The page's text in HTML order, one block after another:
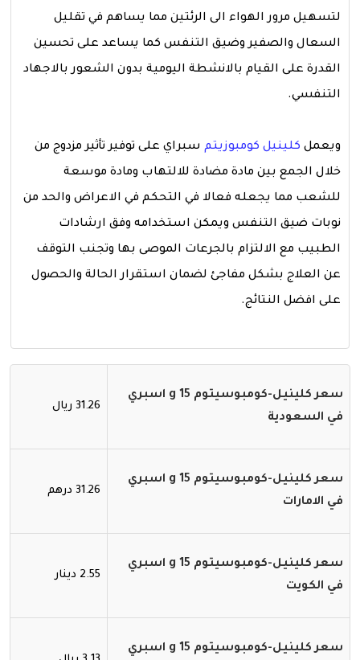
لتسهيل مرور الهواء الى الرئتين مما يساهم في تقليل
السعال والصفير وضيق التنفس كما يساعد على تحسين
القدرة على القيام بالانشطة اليومية بدون الشعور بالاجهاد
التنفسي.
ويعمل كلينيل كومبوزيتم سبراي على توفير تأثير مزدوج من
خلال الجمع بين مادة مضادة للالتهاب ومادة موسعة
للشعب مما يجعله فعالا في التحكم في الاعراض والحد من
نوبات ضيق التنفس ويمكن استخدامه وفق ارشادات
الطبيب مع الالتزام بالجرعات الموصى بها وتجنب التوقف
عن العلاج بشكل مفاجئ لضمان استقرار الحالة والحصول
على افضل النتائج.
سعر كلينيل-كومبوسيتوم 15 g اسبري
في السعودية
31.26 ريال
سعر كلينيل-كومبوسيتوم 15 g اسبري
في الامارات
31.26 درهم
سعر كلينيل-كومبوسيتوم 15 g اسبري
في الكويت
2.55 دينار
سعر كلينيل-كومبوسيتوم 15 g اسبري